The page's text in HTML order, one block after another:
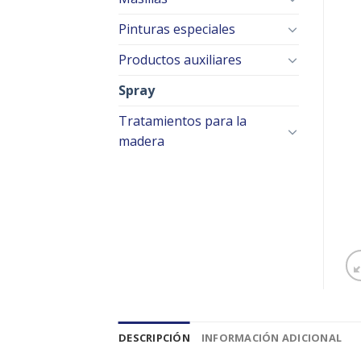
Pinturas especiales
Productos auxiliares
Spray
Tratamientos para la
madera
DESCRIPCIÓN INFORMACIÓN ADICIONAL